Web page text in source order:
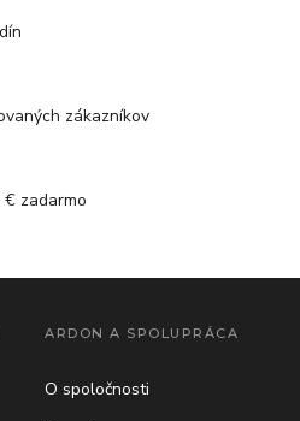
zákazníkov
zadarmo
ARDON A SPOLUPRÁCA
O spoločnosti